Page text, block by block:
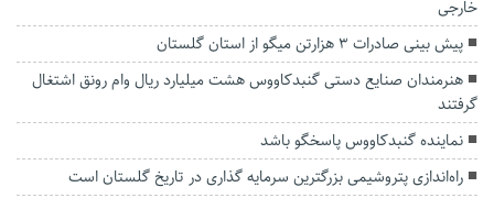
خارجی
پیش بینی صادرات ۳ هزارتن میگو از استان گلستان
هنرمندان صنایع دستی گنبدکاووس هشت میلیارد ریال وام رونق اشتغال
گرفتند
نماینده گنبدکاووس پاسخگو باشد
راه‌اندازی پتروشیمی بزرگترین سرمایه گذاری در تاریخ گلستان است